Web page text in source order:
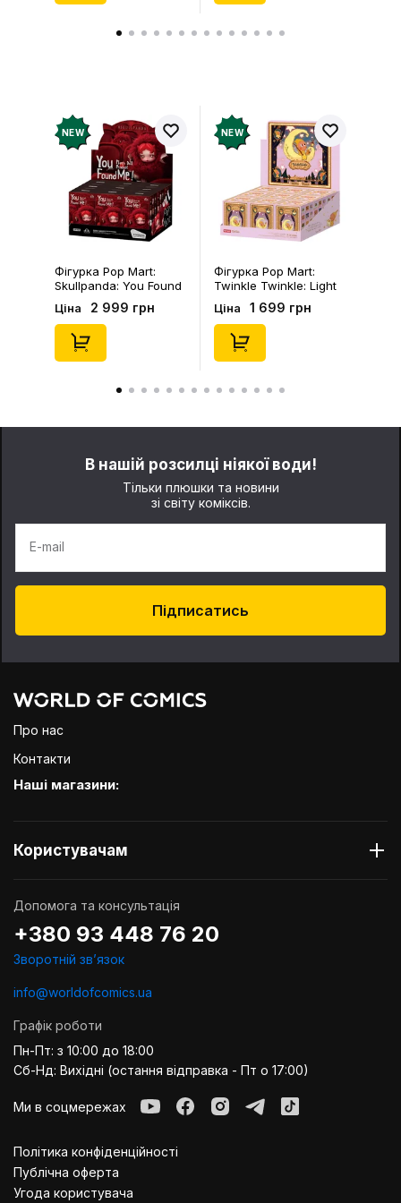
NEW
Фігурка Pop Mart:
Skullpanda: You Found
Me!: Plush Doll Pendant
Series (Blind Box: 1 з
10) (Secret Edition),
(29347)
Ціна 2 999 грн
NEW
Фігурка Pop Mart:
Twinkle Twinkle: Light
Up: Scene Sets Series
(Blind Box: 1 з 10)
(Secret Edition),
(21372)
Ціна 1 699 грн
В нашій розсилці ніякої води!
Тільки плюшки та новини
зі світу коміксів.
E-mail
Підписатись
Про нас
Контакти
Наші магазини:
Користувачам
Допомога та консультація
+380 93 448 76 20
Зворотній звʼязок
info@worldofcomics.ua
Графік роботи
Пн-Пт: з 10:00 до 18:00
Сб-Нд: Вихідні (остання відправка - Пт о 17:00)
Ми в соцмережах
Політика конфіденційності
Публiчна оферта
Угода користувача